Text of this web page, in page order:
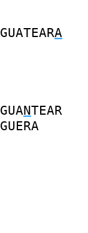
GUATEARA
GUANTEAR
GUERA